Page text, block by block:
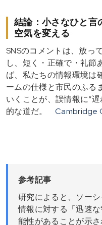
結論：小さなひと言
空気を変える
SNSのコメントは、放っ
し、短く・正確で・礼節
ば、私たちの情報環境は
ームの仕様と市民のふる
いくことが、誤情報に“
的な道だ。
Cambridge
参考記事
研究によると、ソー
情報に対する「迅速
能性があることが示さ